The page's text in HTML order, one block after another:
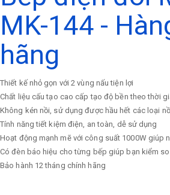
MK-144 -
hãng
Thiết kế nhỏ gọn với 2 vùng nấu tiện lợi
Chất liệu cấu tạo cao cấp tạo độ bền theo thời
Không kén nồi, sử dụng được hầu hết các loại
Tính năng tiết kiệm điện, an toàn, dễ sử dụng
Hoạt động mạnh mẽ với công suất 1000W giúp
Có đèn báo hiệu cho từng bếp giúp bạn kiểm
Bảo hành 12 tháng chính hãng